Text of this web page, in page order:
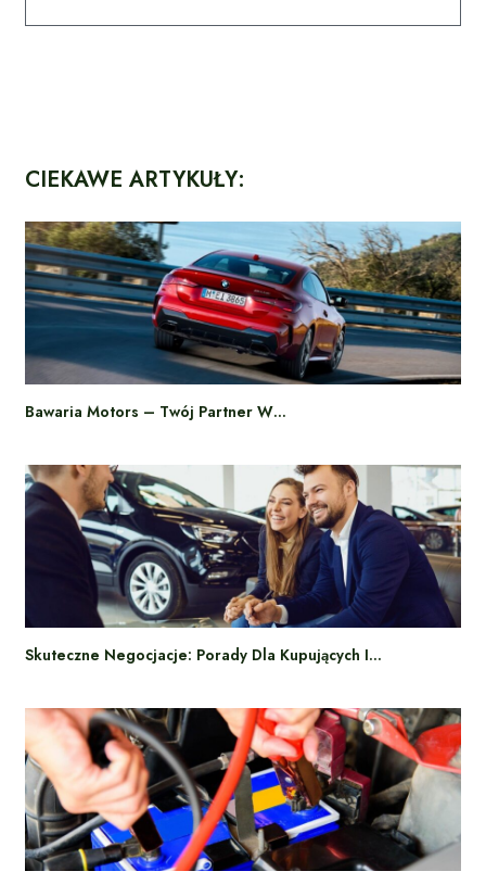
CIEKAWE ARTYKUŁY:
Bawaria Motors – Twój Partner W…
Skuteczne Negocjacje: Porady Dla Kupujących I…